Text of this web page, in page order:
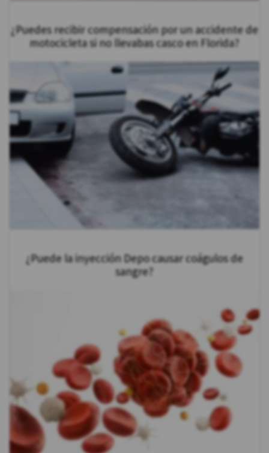
¿Puedes recibir compensación por un accidente de
motocicleta si no llevabas casco en Florida?
¿Puede la inyección Depo causar coágulos de
sangre?